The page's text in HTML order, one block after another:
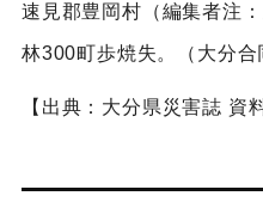
速見郡豊岡村（編集者注
林300町歩焼失。（大分合
【出典：大分県災害誌 資